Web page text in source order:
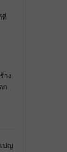
ที่
าง
ก
ปญ